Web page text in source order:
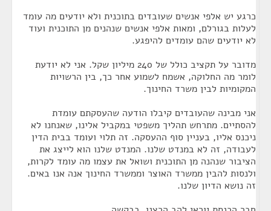
כרגע יש אלפי אנשים שעובדים בתוכנית ולא יודעים מה עומד
לעלות בגורלם, ומאות אלפי אנשים שנהנים מן התוכנית ועוד
לא יודעים שהם עומדים להיפגע.
מדובר על תקציב כולל של 240 מיליון שקל. אני לא יודעת
לומר מה החלוקה, אשמח לשמוע אחר כך, בין הרשויות
המקומיות לבין משרד החינוך.
אני מבינה שהעובדים קיבלו הודעה שהעסקתם עומדת
להסתיים. מתרחש תהליך משפטי במקביל אלינו, שאנחנו לא
ניכנס אליו, בעניין סוף ההעסקה. זה תלוי ועומד בבית הדין
לעבודה, זה לא במנדט שלנו. המנדט שלנו הוא לייצג את
הציבור שנהנה מן התוכנית ושואל את עצמו מה עומד לקרות,
ולנסות להבין ממשרד האוצר וממשרד החינוך אנה אנו באים.
זה נושא הדיון שלנו.